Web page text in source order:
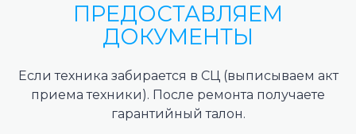
ПРЕДОСТАВЛЯЕМ
ДОКУМЕНТЫ
Если техника забирается в СЦ (выписываем акт
приема техники). После ремонта получаете
гарантийный талон.